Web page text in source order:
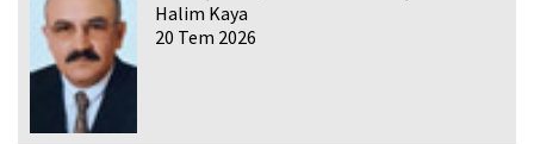
Halim Kaya
20 Tem 2026